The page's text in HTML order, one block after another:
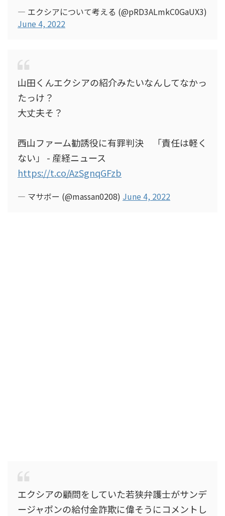
— エクシアについて考える (@pRD3ALmkC0GaUX3)
June 4, 2022
山田くんエクシアの紹介みたいなんしてなかっ
たっけ？
大丈夫そ？
西山ファーム勧誘役に有罪判決 「責任は軽く
ない」 - 産経ニュース
https://t.co/AzSgnqGFzb
— マサボー (@massan0208) June 4, 2022
エクシアの顧問をしていた若狭弁護士がサンデ
ージャポンの給付金詐欺に偉そうにコメントし